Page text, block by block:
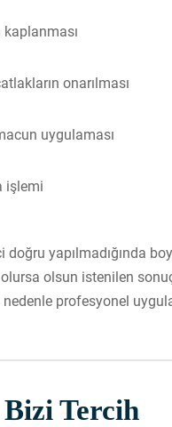
onarılması
uygulaması
işlemi
doğru yapılmadığında
olsun istenilen
nedenle profesyonel
Bizi Tercih